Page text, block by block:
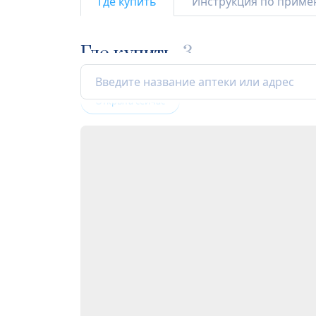
Где купить 3
Открыта сейчас